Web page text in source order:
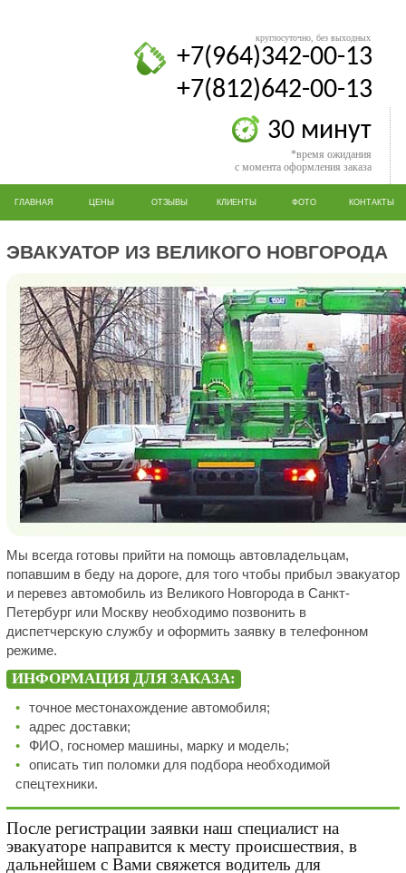
круглосуточно, без выходных
+7(964)342-00-13
+7(812)642-00-13
30 минут
*время ожидания
с момента оформления заказа
ГЛАВНАЯ ЦЕНЫ ОТЗЫВЫ КЛИЕНТЫ ФОТО КОНТАКТЫ
ЭВАКУАТОР ИЗ ВЕЛИКОГО НОВГОРОДА
Мы всегда готовы прийти на помощь автовладельцам,
попавшим в беду на дороге, для того чтобы прибыл эвакуатор
и перевез автомобиль из Великого Новгорода в Санкт-
Петербург или Москву необходимо позвонить в
диспетчерскую службу и оформить заявку в телефонном
режиме.
ИНФОРМАЦИЯ ДЛЯ ЗАКАЗА:
точное местонахождение автомобиля;
адрес доставки;
ФИО, госномер машины, марку и модель;
описать тип поломки для подбора необходимой
спецтехники.
После регистрации заявки наш специалист на
эвакуаторе направится к месту происшествия, в
дальнейшем с Вами свяжется водитель для